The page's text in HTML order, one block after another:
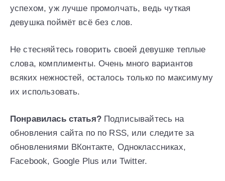
успехом, уж лучше промолчать, ведь чуткая
девушка поймёт всё без слов.
Не стесняйтесь говорить своей девушке теплые
слова, комплименты. Очень много вариантов
всяких нежностей, осталось только по максимуму
их использовать.
Понравилась статья?Подписывайтесь на
обновления сайта по по RSS, или следите за
обновлениями ВКонтакте, Одноклассниках,
Facebook, Google Plus или Twitter.